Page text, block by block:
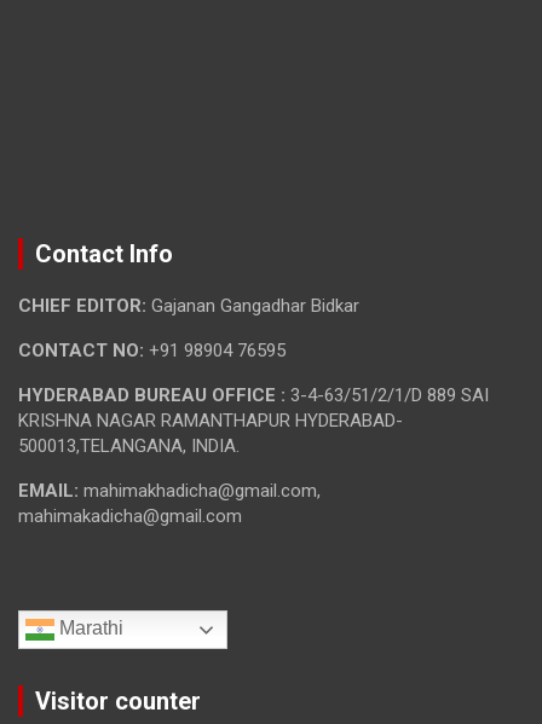
Contact Info
CHIEF EDITOR: Gajanan Gangadhar Bidkar
CONTACT NO: +91 98904 76595
HYDERABAD BUREAU OFFICE : 3-4-63/51/2/1/D 889 SAI
KRISHNA NAGAR RAMANTHAPUR HYDERABAD-
500013,TELANGANA, INDIA.
EMAIL: mahimakhadicha@gmail.com,
mahimakadicha@gmail.com
Marathi
Visitor counter